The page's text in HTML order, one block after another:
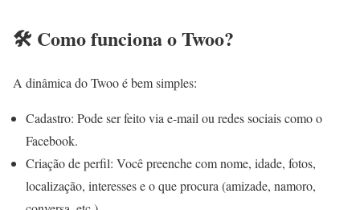
🛠️ Como funciona o Twoo?
A dinâmica do Twoo é bem simples:
Cadastro: Pode ser feito via e-mail ou redes sociais como o
Facebook.
Criação de perfil: Você preenche com nome, idade, fotos,
localização, interesses e o que procura (amizade, namoro,